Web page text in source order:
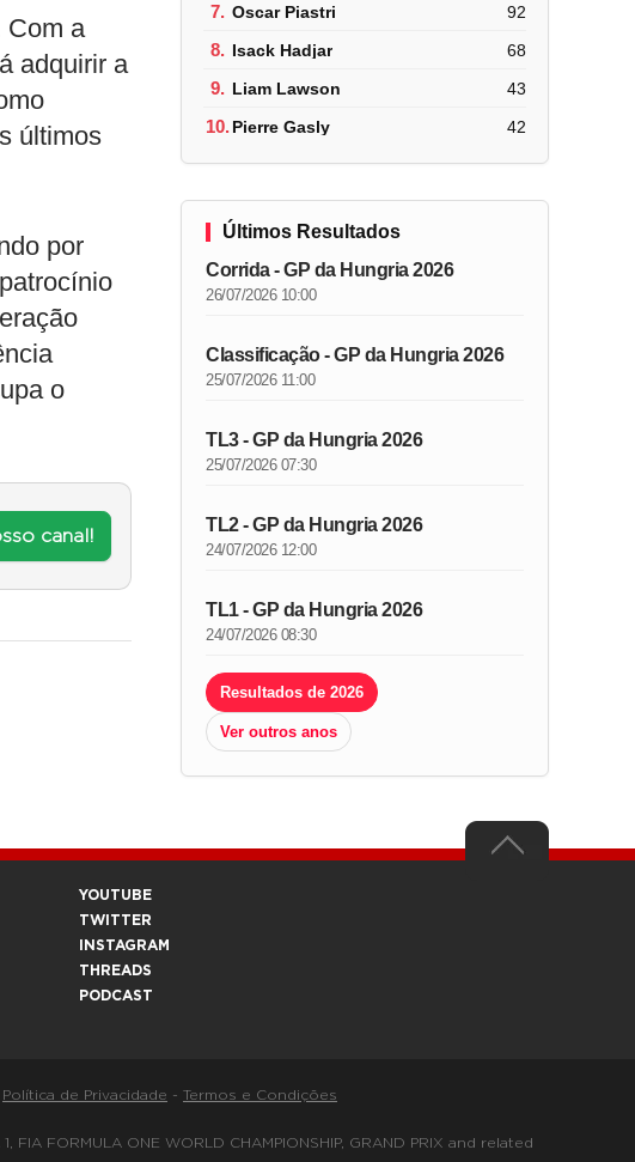
Com a
adquirir a
últimos
por
o
canal!
7. Oscar Piastri 92
8. Isack Hadjar 68
9. Liam Lawson 43
10.Pierre Gasly 42
Últimos Resultados
Corrida - GP da Hungria 2026
26/07/2026 10:00
Classificação - GP da Hungria 2026
25/07/2026 11:00
TL3 - GP da Hungria 2026
25/07/2026 07:30
TL2 - GP da Hungria 2026
24/07/2026 12:00
TL1 - GP da Hungria 2026
24/07/2026 08:30
Resultados de 2026
Ver outros anos
YOUTUBE
TWITTER
INSTAGRAM
THREADS
PODCAST
Política de Privacidade - Termos e Condições
FORMULA ONE WORLD CHAMPIONSHIP, GRAND PRIX and related